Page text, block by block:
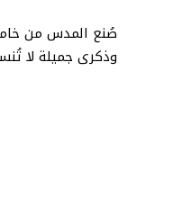
صُنع المدس من
وذكرى جميلة لا